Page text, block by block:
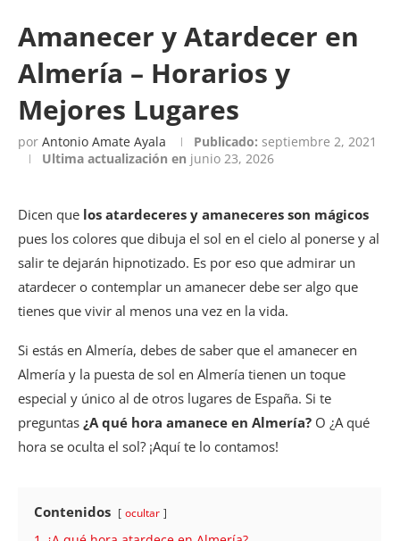
Amanecer y Atardecer en
Almería – Horarios y
Mejores Lugares
por Antonio Amate Ayala Publicado: septiembre 2, 2021
Ultima actualización en junio 23, 2026
Dicen que los atardeceres y amaneceres son mágicos
pues los colores que dibuja el sol en el cielo al ponerse y al
salir te dejarán hipnotizado. Es por eso que admirar un
atardecer o contemplar un amanecer debe ser algo que
tienes que vivir al menos una vez en la vida.
Si estás en Almería, debes de saber que el amanecer en
Almería y la puesta de sol en Almería tienen un toque
especial y único al de otros lugares de España. Si te
preguntas ¿A qué hora amanece en Almería? O ¿A qué
hora se oculta el sol? ¡Aquí te lo contamos!
Contenidos ocultar